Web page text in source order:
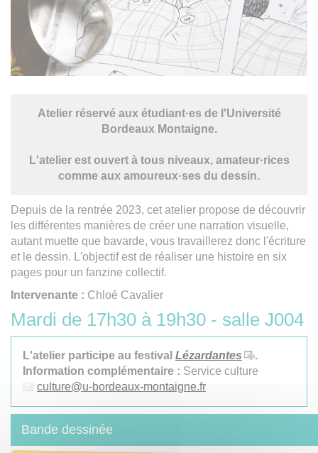
Atelier réservé aux étudiant·es de l'Université
Bordeaux Montaigne.
L'atelier est ouvert à tous niveaux, amateur·rices
comme aux amoureux·ses du dessin.
Depuis de la rentrée 2023, cet atelier propose de découvrir
les différentes manières de créer une narration visuelle,
autant muette que bavarde, vous travaillerez donc l'écriture
et le dessin. L'objectif est de réaliser une histoire en six
pages pour un fanzine collectif.
Intervenante : Chloé Cavalier
Mardi de 17h30 à 19h30 - salle J004
L'atelier participe au festival Lézardantes
.
Information complémentaire : Service culture
culture@u-bordeaux-montaigne.fr
Bande dessinée